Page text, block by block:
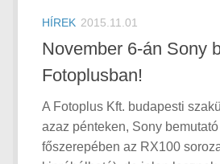
HÍREK 2015.11.01
November 6-án Sony
Fotoplusban!
A Fotoplus Kft. budapesti
azaz pénteken, Sony
főszerepében az RX100